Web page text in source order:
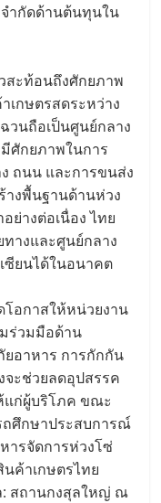
ำกัดด้านต้นทุนใน
สะท้อนถึงศักยภาพ
เกษตรสดระหว่าง
นถือเป็นศูนย์กลาง
ศักยภาพในการ
ถนน และการขนส่ง
งพื้นฐานด้านห่วง
ย่างต่อเนื่อง ไทย
างและศูนย์กลาง
ซียนได้ในอนาคต
โอกาสให้หน่วยงาน
ร่วมมือด้าน
อาหาร การกักกัน
ะช่วยลดอุปสรรค
แก่ผู้บริโภค ขณะ
ถศึกษาประสบการณ์
รจัดการห่วงโซ่
ค้าเกษตรไทย
: สถานกงสุลใหญ่ ณ